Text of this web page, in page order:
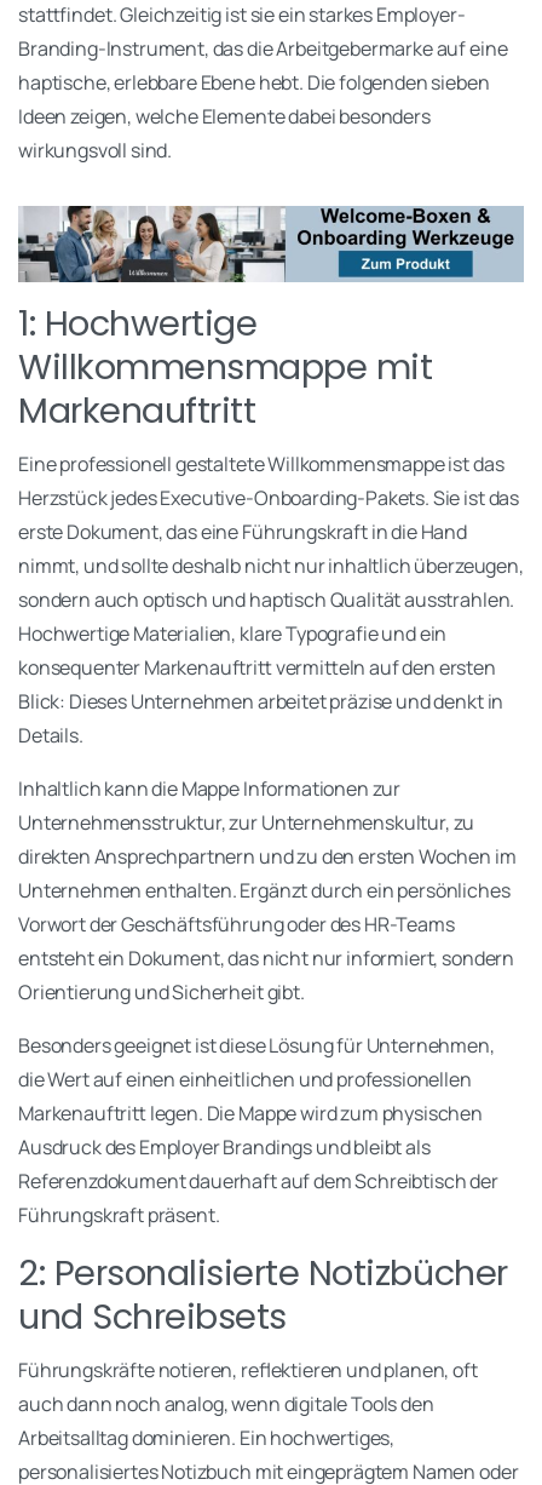
stattfindet. Gleichzeitig ist sie ein starkes Employer-
Branding-Instrument, das die Arbeitgebermarke auf eine
haptische, erlebbare Ebene hebt. Die folgenden sieben
Ideen zeigen, welche Elemente dabei besonders
wirkungsvoll sind.
1: Hochwertige
Willkommensmappe mit
Markenauftritt
Eine professionell gestaltete Willkommensmappe ist das
Herzstück jedes Executive-Onboarding-Pakets. Sie ist das
erste Dokument, das eine Führungskraft in die Hand
nimmt, und sollte deshalb nicht nur inhaltlich überzeugen,
sondern auch optisch und haptisch Qualität ausstrahlen.
Hochwertige Materialien, klare Typografie und ein
konsequenter Markenauftritt vermitteln auf den ersten
Blick: Dieses Unternehmen arbeitet präzise und denkt in
Details.
Inhaltlich kann die Mappe Informationen zur
Unternehmensstruktur, zur Unternehmenskultur, zu
direkten Ansprechpartnern und zu den ersten Wochen im
Unternehmen enthalten. Ergänzt durch ein persönliches
Vorwort der Geschäftsführung oder des HR-Teams
entsteht ein Dokument, das nicht nur informiert, sondern
Orientierung und Sicherheit gibt.
Besonders geeignet ist diese Lösung für Unternehmen,
die Wert auf einen einheitlichen und professionellen
Markenauftritt legen. Die Mappe wird zum physischen
Ausdruck des Employer Brandings und bleibt als
Referenzdokument dauerhaft auf dem Schreibtisch der
Führungskraft präsent.
2: Personalisierte Notizbücher
und Schreibsets
Führungskräfte notieren, reflektieren und planen, oft
auch dann noch analog, wenn digitale Tools den
Arbeitsalltag dominieren. Ein hochwertiges,
personalisiertes Notizbuch mit eingeprägtem Namen oder